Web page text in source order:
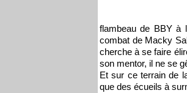
flambeau de BBY à
combat de Macky
cherche à se faire
son mentor, il ne se
Et sur ce terrain de
que des écueils à